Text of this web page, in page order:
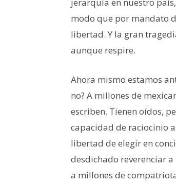
modo que por mandato
libertad. Y la gran
aunque respire.
Ahora mismo estamos
no? A millones de
escriben. Tienen oídos,
capacidad de raciocinio
libertad de elegir en
desdichado reverenciar
a millones de